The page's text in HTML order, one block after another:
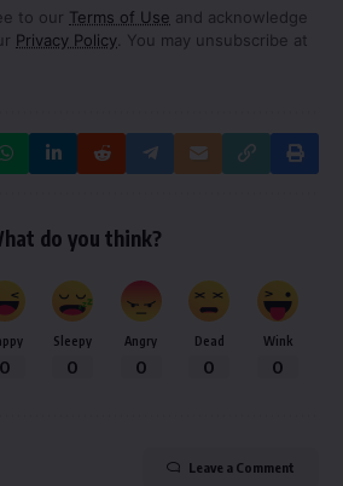
to our Terms of Use and acknowledge
Privacy Policy. You may unsubscribe at
do you think?
0
Sleepy
0
Angry
0
Dead
0
Wink
0
Leave a Comment